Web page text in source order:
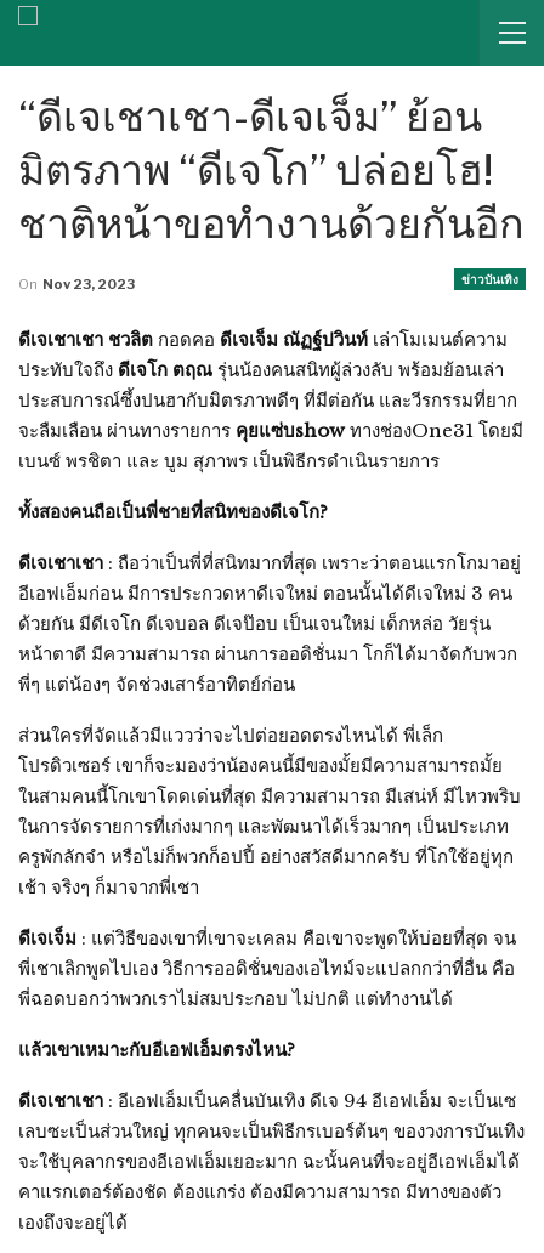
“ดีเจเชาเชา-ดีเจเจ็ม” ย้อน
มิตรภาพ “ดีเจโก” ปล่อยโฮ!
ชาติหน้าขอทำงานด้วยกันอีก
ข่าวบันเทิง
On Nov 23, 2023
ดีเจเชาเชา ชวลิต กอดคอ ดีเจเจ็ม ณัฏฐ์ปวินท์ เล่าโมเมนต์ความ
ประทับใจถึง ดีเจโก ตฤณ รุ่นน้องคนสนิทผู้ล่วงลับ พร้อมย้อนเล่า
ประสบการณ์ซึ้งปนฮากับมิตรภาพดีๆ ที่มีต่อกัน และวีรกรรมที่ยาก
จะลืมเลือน ผ่านทางรายการ คุยแซ่บshowทางช่องOne31 โดยมี
เบนซ์ พรชิตา และ บูม สุภาพร เป็นพิธีกรดำเนินรายการ
ทั้งสองคนถือเป็นพี่ชายที่สนิทของดีเจโก?
ดีเจเชาเชา : ถือว่าเป็นพี่ที่สนิทมากที่สุด เพราะว่าตอนแรกโกมาอยู่
อีเอฟเอ็มก่อน มีการประกวดหาดีเจใหม่ ตอนนั้นได้ดีเจใหม่ 3 คน
ด้วยกัน มีดีเจโก ดีเจบอล ดีเจป๊อบ เป็นเจนใหม่ เด็กหล่อ วัยรุ่น
หน้าตาดี มีความสามารถ ผ่านการออดิชั่นมา โกก็ได้มาจัดกับพวก
พี่ๆ แต่น้องๆ จัดช่วงเสาร์อาทิตย์ก่อน
ส่วนใครที่จัดแล้วมีแววว่าจะไปต่อยอดตรงไหนได้ พี่เล็ก
โปรดิวเซอร์ เขาก็จะมองว่าน้องคนนี้มีของมั้ยมีความสามารถมั้ย
ในสามคนนี้โกเขาโดดเด่นที่สุด มีความสามารถ มีเสน่ห์ มีไหวพริบ
ในการจัดรายการที่เก่งมากๆ และพัฒนาได้เร็วมากๆ เป็นประเภท
ครูพักลักจำ หรือไม่ก็พวกก็อปปี้ อย่างสวัสดีมากครับ ที่โกใช้อยู่ทุก
เช้า จริงๆ ก็มาจากพี่เชา
ดีเจเจ็ม : แต่วิธีของเขาที่เขาจะเคลม คือเขาจะพูดให้บ่อยที่สุด จน
พี่เชาเลิกพูดไปเอง วิธีการออดิชั่นของเอไทม์จะแปลกกว่าที่อื่น คือ
พี่ฉอดบอกว่าพวกเราไม่สมประกอบ ไม่ปกติ แต่ทำงานได้
แล้วเขาเหมาะกับอีเอฟเอ็มตรงไหน?
ดีเจเชาเชา : อีเอฟเอ็มเป็นคลื่นบันเทิง ดีเจ 94 อีเอฟเอ็ม จะเป็นเซ
เลบซะเป็นส่วนใหญ่ ทุกคนจะเป็นพิธีกรเบอร์ต้นๆ ของวงการบันเทิง
จะใช้บุคลากรของอีเอฟเอ็มเยอะมาก ฉะนั้นคนที่จะอยู่อีเอฟเอ็มได้
คาแรกเตอร์ต้องชัด ต้องแกร่ง ต้องมีความสามารถ มีทางของตัว
เองถึงจะอยู่ได้